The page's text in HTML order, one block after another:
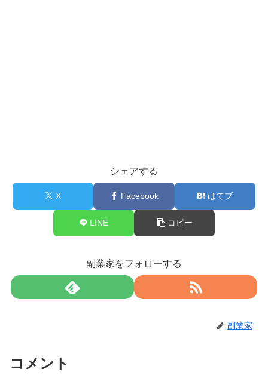
シェアする
X Facebook はてブ
LINE コピー
副業家をフォローする
副業家
コメント